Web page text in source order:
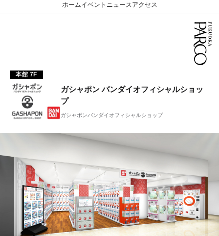
ホームイベント ニュース アクセス
本館 7F
ガシャポン バンダイオフィシャルショッ
プ
ガシャポンバンダイオフィシャルショップ